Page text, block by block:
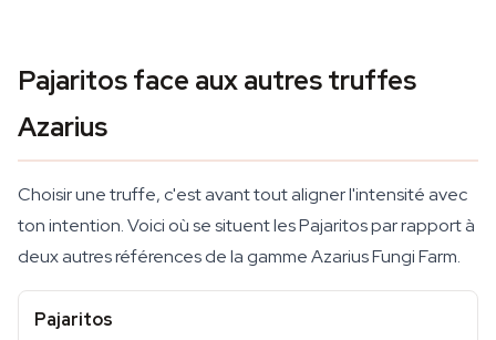
Pajaritos face aux autres truffes
Azarius
Choisir une truffe, c'est avant tout aligner l'intensité avec
ton intention. Voici où se situent les Pajaritos par rapport à
deux autres références de la gamme Azarius Fungi Farm.
Pajaritos